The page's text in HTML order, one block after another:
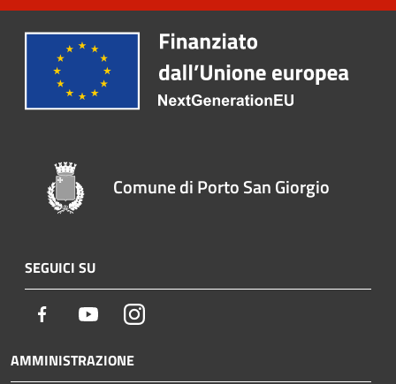
Comune di Porto San Giorgio
SEGUICI SU
Facebook YoutubeInstagram
AMMINISTRAZIONE